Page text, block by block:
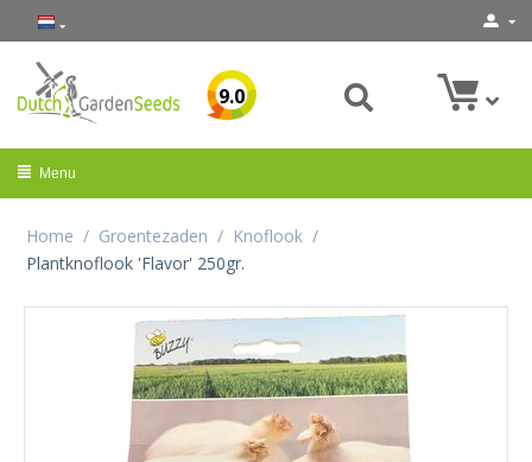
9.0
Menu
Home / Groentezaden / Knoflook /
Plantknoflook 'Flavor' 250gr.